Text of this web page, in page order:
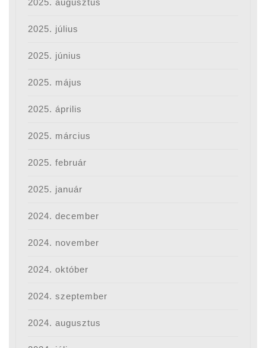
2025. július
2025. június
2025. május
2025. április
2025. március
2025. február
2025. január
2024. december
2024. november
2024. október
2024. szeptember
2024. augusztus